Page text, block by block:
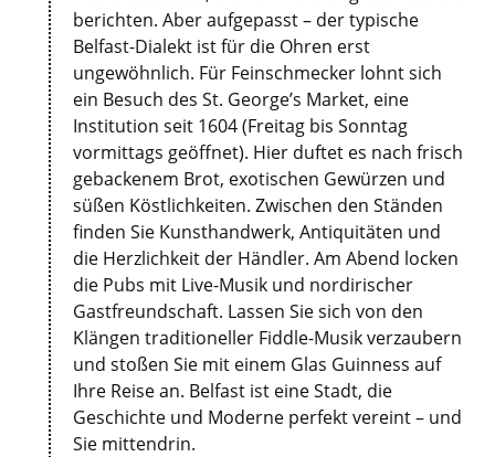
berichten. Aber aufgepasst – der typische
Belfast-Dialekt ist für die Ohren erst
ungewöhnlich. Für Feinschmecker lohnt sich
ein Besuch des St. George’s Market, eine
Institution seit 1604 (Freitag bis Sonntag
vormittags geöffnet). Hier duftet es nach frisch
gebackenem Brot, exotischen Gewürzen und
süßen Köstlichkeiten. Zwischen den Ständen
finden Sie Kunsthandwerk, Antiquitäten und
die Herzlichkeit der Händler. Am Abend locken
die Pubs mit Live-Musik und nordirischer
Gastfreundschaft. Lassen Sie sich von den
Klängen traditioneller Fiddle-Musik verzaubern
und stoßen Sie mit einem Glas Guinness auf
Ihre Reise an. Belfast ist eine Stadt, die
Geschichte und Moderne perfekt vereint – und
Sie mittendrin.